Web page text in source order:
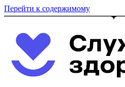
Перейти к содержимому